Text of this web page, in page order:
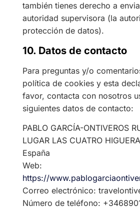
también tienes derecho a
autoridad supervisora (la
protección de datos).
10. Datos de contacto
Para preguntas y/o
política de cookies y esta
favor, contacta con nosotros
siguientes datos de contacto:
PABLO GARCÍA-ONTIVEROS
LUGAR LAS CUATRO
España
Web:
https://
Correo electrónico:
Número de teléfono: